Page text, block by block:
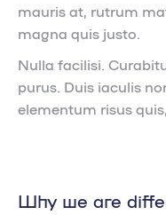
mauris at, rutrum
magna quis justo.
Nulla facilisi.
purus. Duis iaculis
elementum risus
Why we are